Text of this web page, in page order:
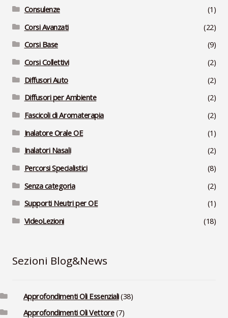
Consulenze
(1)
Corsi Avanzati
(22)
Corsi Base
(9)
Corsi Collettivi
(2)
Diffusori Auto
(2)
Diffusori per Ambiente
(2)
Fascicoli di Aromaterapia
(2)
Inalatore Orale OE
(1)
Inalatori Nasali
(2)
Percorsi Specialistici
(8)
Senza categoria
(2)
Supporti Neutri per OE
(1)
VideoLezioni
(18)
Sezioni Blog&News
Approfondimenti Oli Essenziali(38)
Approfondimenti Oli Vettore(7)